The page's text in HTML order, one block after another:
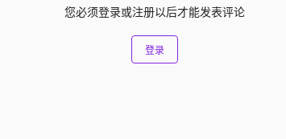
您必须登录或注册以后才能发表评论
登录